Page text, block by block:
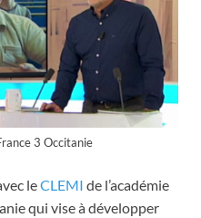
3 Occitanie
leCLEMI de l’académie
qui vise à développer